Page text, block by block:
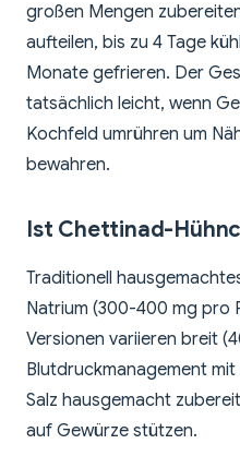
großen Mengen
aufteilen, bis zu 4 Tage
Monate gefrieren. Der
tatsächlich leicht, wenn
Kochfeld umrühren um
bewahren.
Ist Chettinad-
Traditionell
Natrium (300-400 mg pro
Versionen variieren breit
Blutdruckmanagement mit
Salz hausgemacht
auf Gewürze stützen.